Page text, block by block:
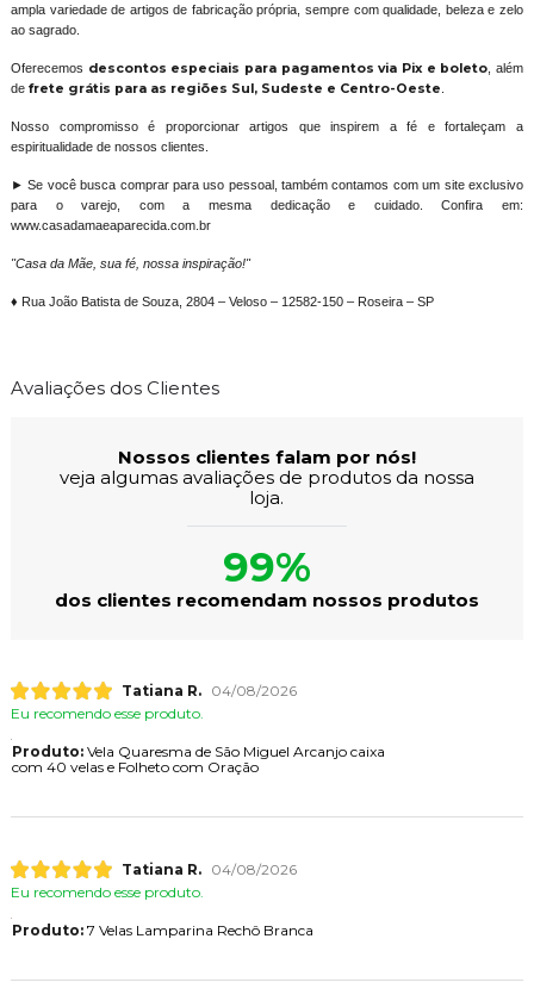
ampla variedade de artigos de fabricação própria, sempre com qualidade, beleza e zelo
ao sagrado.
Oferecemos descontos especiais para pagamentos via Pix e boleto , além
de frete grátis para as regiões Sul, Sudeste e Centro-Oeste
Nosso compromisso é proporcionar artigos que inspirem a fé e fortaleçam a
espiritualidade de nossos clientes.
► Se você busca comprar para uso pessoal, também contamos com um site exclusivo
para o varejo, com a mesma dedicação e cuidado. Confira em:
www.casadamaeaparecida.com.br
"Casa da Mãe, sua fé, nossa inspiração!"
♦ Rua João Batista de Souza, 2804 – Veloso – 12582-150 – Roseira – SP
Avaliações dos Clientes
Nossos clientes falam por nós!
veja algumas avaliações de produtos da nossa
loja.
99%
dos clientes recomendam nossos produtos
Tatiana R.
04/08/2026
Eu recomendo esse produto.
Produto:Vela Quaresma de São Miguel Arcanjo caixa
com 40 velas e Folheto com Oração
Tatiana R.
04/08/2026
Eu recomendo esse produto.
Produto:7 Velas Lamparina Rechô Branca